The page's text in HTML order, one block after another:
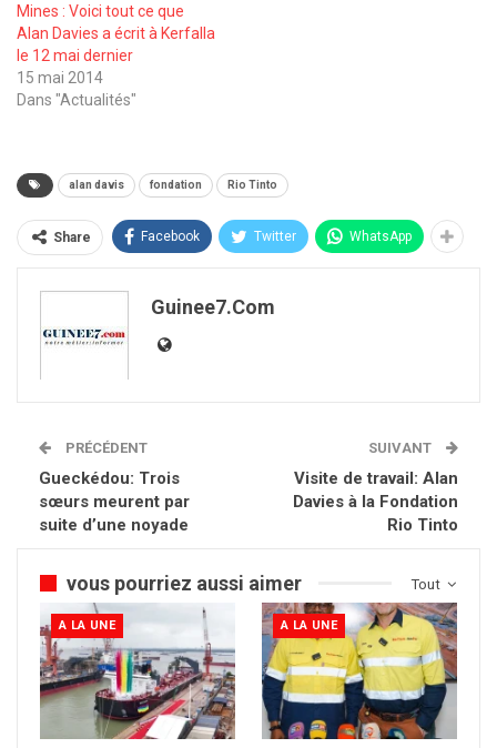
Mines : Voici tout ce que
Alan Davies a écrit à Kerfalla
le 12 mai dernier
15 mai 2014
Dans "Actualités"
alan davis fondation Rio Tinto
Share Facebook Twitter WhatsApp
Guinee7.com
PRÉCÉDENT
Gueckédou: Trois
sœurs meurent par
suite d’une noyade
SUIVANT
Visite de travail: Alan
Davies à la Fondation
Rio Tinto
Tout
vous pourriez aussi aimer
A LA UNE A LA UNE